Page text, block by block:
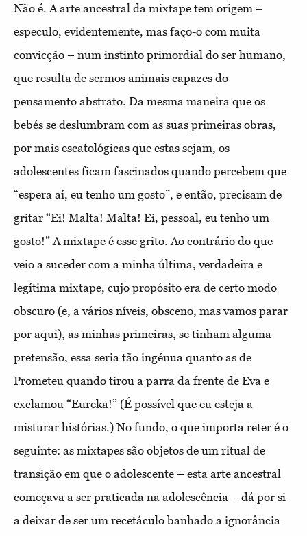
Não é. A arte ancestral da mixtape tem origem –
especulo, evidentemente, mas faço-o com muita
convicção – num instinto primordial do ser humano,
que resulta de sermos animais capazes do
pensamento abstrato. Da mesma maneira que os
bebés se deslumbram com as suas primeiras obras,
por mais escatológicas que estas sejam, os
adolescentes ficam fascinados quando percebem que
“espera aí, eu tenho um gosto”, e então, precisam de
gritar “Ei! Malta! Malta! Ei, pessoal, eu tenho um
gosto!” A mixtape é esse grito. Ao contrário do que
veio a suceder com a minha última, verdadeira e
legítima mixtape, cujo propósito era de certo modo
obscuro (e, a vários níveis, obsceno, mas vamos parar
por aqui), as minhas primeiras, se tinham alguma
pretensão, essa seria tão ingénua quanto as de
Prometeu quando tirou a parra da frente de Eva e
exclamou “Eureka!” (É possível que eu esteja a
misturar histórias.) No fundo, o que importa reter é o
seguinte: as mixtapes são objetos de um ritual de
transição em que o adolescente – esta arte ancestral
começava a ser praticada na adolescência – dá por si
a deixar de ser um recetáculo banhado a ignorância